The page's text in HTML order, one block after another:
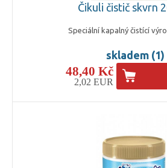
Čikuli čistič skvrn
Speciální kapalný čistící
skladem (1)
48,40 Kč
2,02 EUR